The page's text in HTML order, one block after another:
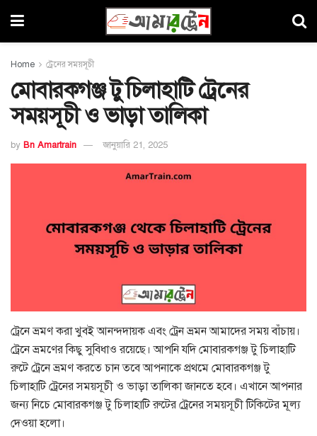
Home ট্রেনের সময়সূচী
মোবারকগঞ্জ টু চিলাহাটি ট্রেনের
সময়সূচী ও ভাড়া তালিকা
by Bn Amartrain জানুয়ারি 21, 2025
ট্রেনে ভ্রমণ করা খুবই আনন্দদায়ক এবং ট্রেন ভ্রমন আমাদের সময় বাঁচায়।
ট্রেনে ভ্রমণের কিছু সুবিধাও রয়েছে। আপনি যদি মোবারকগঞ্জ টু চিলাহাটি
রুটে ট্রেনে ভ্রমণ করতে চান তবে আপনাকে প্রথমে মোবারকগঞ্জ টু
চিলাহাটি ট্রেনের সময়সূচী ও ভাড়া তালিকা জানতে হবে। এখানে আপনার
জন্য নিচে মোবারকগঞ্জ টু চিলাহাটি রুটের ট্রেনের সময়সূচী টিকিটের মূল্য
দেওয়া হলো।